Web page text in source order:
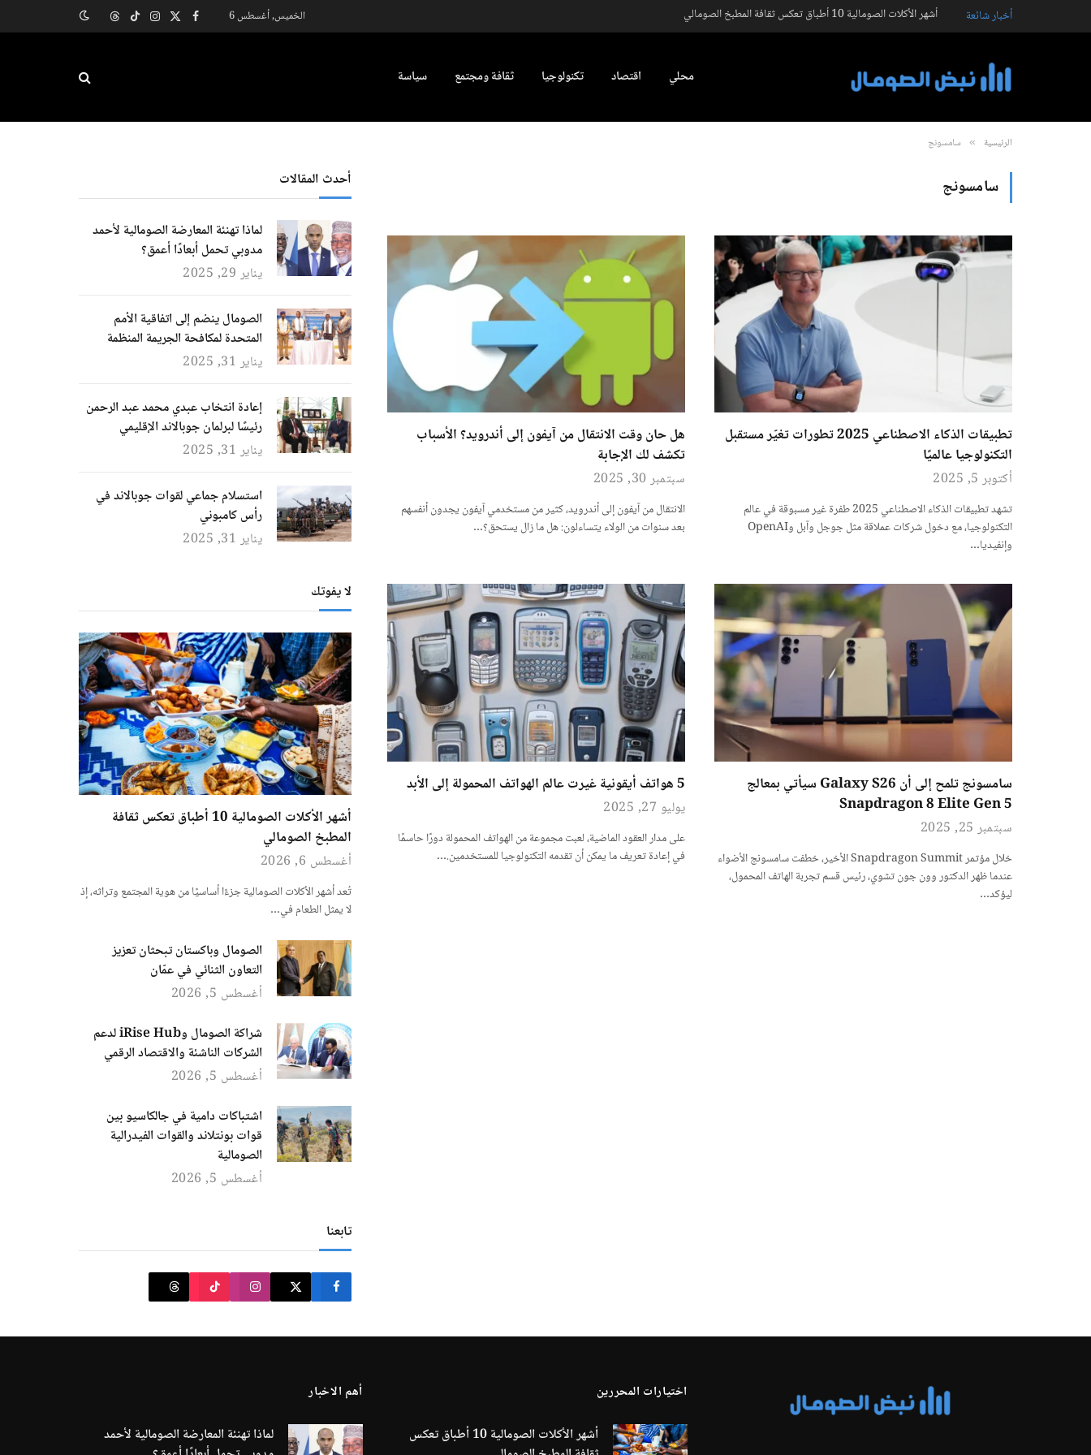
أخبار شائعة أشهر الأكلات الصومالية 10 أطباق تعكس ثقافة المطبخ الصومالي الخميس, أغسطس 6 فيسبوك
X
الانستغرام
تيكتوكThreads
محلي اقتصاد تكنولوجيا ثقافة ومجتمع سياسة
الرئيسية » سامسونج
سامسونج
تطبيقات الذكاء الاصطناعي 2025 تطورات تغيّر مستقبل
التكنولوجيا عالميًا
أكتوبر 5, 2025
تشهد تطبيقات الذكاء الاصطناعي 2025 طفرة غير مسبوقة في عالم
التكنولوجيا، مع دخول شركات عملاقة مثل جوجل وآبل وOpenAI
وإنفيديا…
هل حان وقت الانتقال من آيفون إلى أندرويد؟ الأسباب
تكشف لك الإجابة
سبتمبر 30, 2025
الانتقال من آيفون إلى أندرويد، كثير من مستخدمي آيفون يجدون أنفسهم
بعد سنوات من الولاء يتساءلون: هل ما زال يستحق؟…
سامسونج تلمح إلى أن Galaxy S26 سيأتي بمعالج
Snapdragon 8 Elite Gen 5
سبتمبر 25, 2025
خلال مؤتمر Snapdragon Summit الأخير، خطفت سامسونج الأضواء
عندما ظهر الدكتور وون جون تشوي، رئيس قسم تجربة الهاتف المحمول،
ليؤكد…
5 هواتف أيقونية غيرت عالم الهواتف المحمولة إلى الأبد
يوليو 27, 2025
على مدار العقود الماضية، لعبت مجموعة من الهواتف المحمولة دورًا حاسمًا
في إعادة تعريف ما يمكن أن تقدمه التكنولوجيا للمستخدمين.…
أحدث المقالات
لماذا تهنئة المعارضة الصومالية لأحمد
مدوبي تحمل أبعادًا أعمق؟
يناير 29, 2025
الصومال ينضم إلى اتفاقية الأمم
المتحدة لمكافحة الجريمة المنظمة
يناير 31, 2025
إعادة انتخاب عبدي محمد عبد الرحمن
رئيسًا لبرلمان جوبالاند الإقليمي
يناير 31, 2025
استسلام جماعي لقوات جوبالاند في
رأس كامبوني
يناير 31, 2025
لا يفوتك
أشهر الأكلات الصومالية 10 أطباق تعكس ثقافة
المطبخ الصومالي
أغسطس 6, 2026
تُعد أشهر الأكلات الصومالية جزءًا أساسيًا من هوية المجتمع وتراثه، إذ
لا يمثل الطعام في…
الصومال وباكستان تبحثان تعزيز
التعاون الثنائي في عمّان
أغسطس 5, 2026
شراكة الصومال وiRise Hub لدعم
الشركات الناشئة والاقتصاد الرقمي
أغسطس 5, 2026
اشتباكات دامية في جالكاسيو بين
قوات بونتلاند والقوات الفيدرالية
الصومالية
أغسطس 5, 2026
تابعنا
اختيارات المحررين
أشهر الأكلات الصومالية 10 أطباق تعكس
أهم الاخبار
لماذا تهنئة المعارضة الصومالية لأحمد